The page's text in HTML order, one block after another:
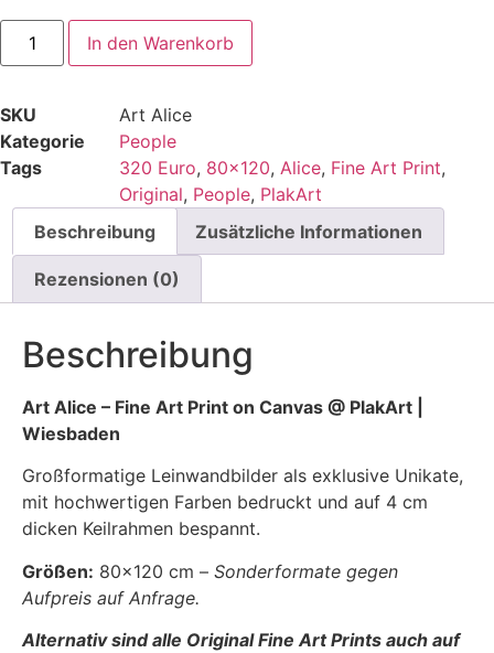
Art
Alice
Menge
In den Warenkorb
SKU
Art Alice
Kategorie
People
Tags
320 Euro, 80x120, Alice, Fine Art Print,
Original, People, PlakArt
Beschreibung
Zusätzliche Informationen
Rezensionen (0)
Beschreibung
Art Alice – Fine Art Print on Canvas @ PlakArt |
Wiesbaden
Großformatige Leinwandbilder als exklusive Unikate,
mit hochwertigen Farben bedruckt und auf 4 cm
dicken Keilrahmen bespannt.
Größen: 80×120 cm – Sonderformate gegen
Aufpreis auf Anfrage.
Alternativ sind alle Original Fine Art Prints auch auf